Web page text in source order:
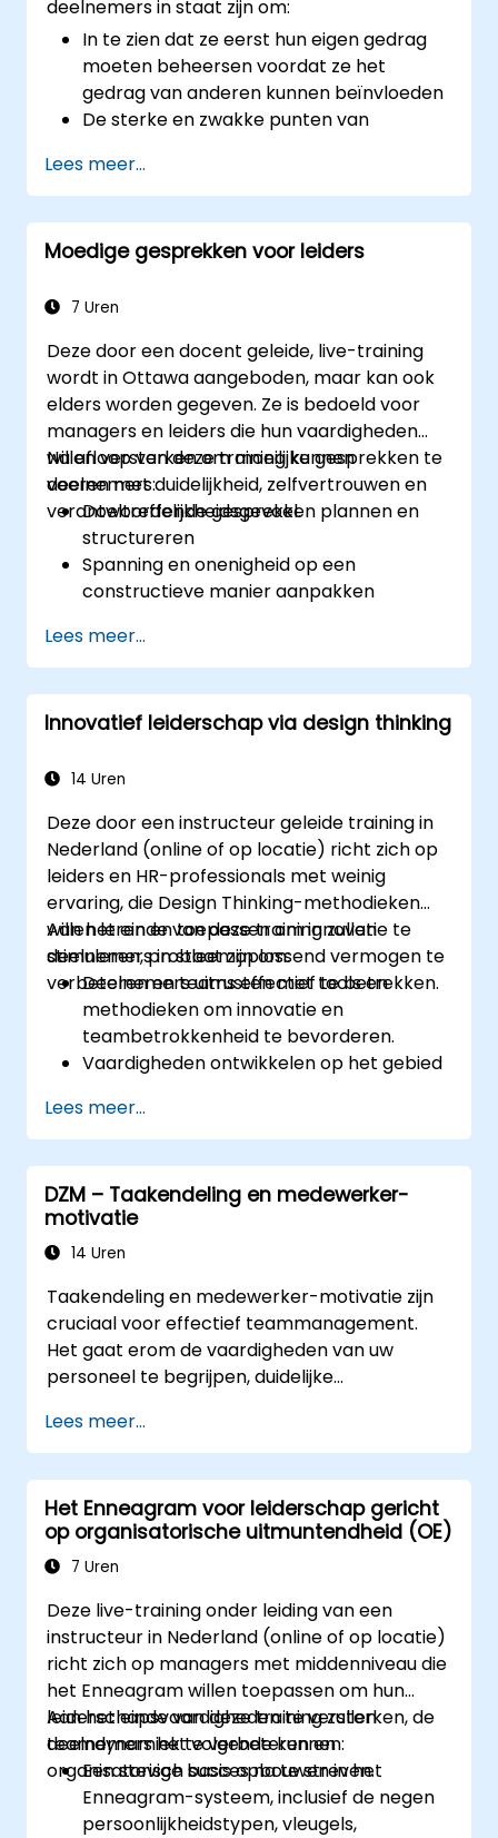
deelnemers in staat zijn om:
In te zien dat ze eerst hun eigen gedrag
moeten beheersen voordat ze het
gedrag van anderen kunnen beïnvloeden
De sterke en zwakke punten van
begrijpen
Hun interne en externe klanten en
belanghebbenden effectief te managen
Aan te geven hoe ze moeilijke situaties op
Lees meer...
Moedige gesprekken voor leiders
7 Uren
Deze door een docent geleide, live-training
wordt in Ottawa aangeboden, maar kan ook
elders worden gegeven. Ze is bedoeld voor
managers en leiders die hun vaardigheden
willen versterken om moeilijke gesprekken te
voeren met duidelijkheid, zelfvertrouwen en
verantwoordelijkheidsgevoel.
Na afloop van deze training kunnen
deelnemers:
Doeltreffende gesprekken plannen en
structureren
Spanning en onenigheid op een
constructieve manier aanpakken
verantwoordelijkheidsgevoel binnen het
team vergroten
Onder druk toch helder en beheerst
leiding geven
Lees meer...
Innovatief leiderschap via design thinking
14 Uren
Deze door een instructeur geleide training in
Nederland (online of op locatie) richt zich op
leiders en HR-professionals met weinig
ervaring, die Design Thinking-methodieken
willen leren en toepassen om innovatie te
stimuleren, probleemoplossend vermogen te
verbeteren en teams effectief te betrekken.
Aan het einde van deze training zullen
deelnemers in staat zijn om:
Deelnemers uitrusten met tools en
methodieken om innovatie en
teambetrokkenheid te bevorderen.
Vaardigheden ontwikkelen op het gebied
en prototyping bij het oplossen van
complexe problemen.
De principes van Design Thinking
toepassen in leiderschaps- en HR-
contexten.
Een innovatieve cultuur binnen
Lees meer...
DZM – Taakendeling en medewerker-
motivatie
14 Uren
Taakendeling en medewerker-motivatie zijn
cruciaal voor effectief teammanagement.
Het gaat erom de vaardigheden van uw
personeel te begrijpen, duidelijke
tonen door verantwoordelijkheden toe te
wijzen. Controleer regelmatig op vooruitgang
en geef constructieve feedback om
medewerkers te motiveren: Erken successen:
Zowel openbare als persoonlijke waardering
van behaalde resultaten stimuleert de
van werknemers bij
besluitvormingsprocessen geeft hen het
gevoel een belangrijke rol binnen het bedrijf
te vervullen. Een organisatiecultuur die
respect, ondersteuning en evenwicht tussen
werk en privéleven bevordert, stimuleert
medewerkers tot betere prestaties. Handel
overeenkomstig de waarden en
verwachtingen die u aan uw medewerkers
Lees meer...
Het Enneagram voor leiderschap gericht
op organisatorische uitmuntendheid (OE)
7 Uren
Deze live-training onder leiding van een
instructeur in Nederland (online of op locatie)
richt zich op managers met middenniveau die
het Enneagram willen toepassen om hun
leiderschapsvaardigheden te versterken, de
teamdynamiek te verbeteren en
organisatorisch succes na te streven.
Aan het einde van deze training zullen
deelnemers het volgende kunnen:
Een stevige basis opbouwen in het
Enneagram-systeem, inclusief de negen
persoonlijkheidstypen, vleugels,